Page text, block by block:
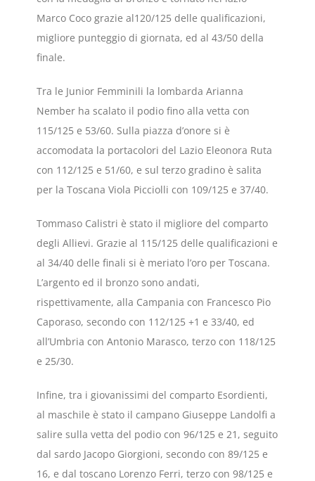
Marco Coco grazie al120/125 delle qualificazioni,
migliore punteggio di giornata, ed al 43/50 della
finale.
Tra le Junior Femminili la lombarda Arianna
Nember ha scalato il podio fino alla vetta con
115/125 e 53/60. Sulla piazza d’onore si è
accomodata la portacolori del Lazio Eleonora Ruta
con 112/125 e 51/60, e sul terzo gradino è salita
per la Toscana Viola Picciolli con 109/125 e 37/40.
Tommaso Calistri è stato il migliore del comparto
degli Allievi. Grazie al 115/125 delle qualificazioni e
al 34/40 delle finali si è meriato l’oro per Toscana.
L’argento ed il bronzo sono andati,
rispettivamente, alla Campania con Francesco Pio
Caporaso, secondo con 112/125 +1 e 33/40, ed
all’Umbria con Antonio Marasco, terzo con 118/125
e 25/30.
Infine, tra i giovanissimi del comparto Esordienti,
al maschile è stato il campano Giuseppe Landolfi a
salire sulla vetta del podio con 96/125 e 21, seguito
dal sardo Jacopo Giorgioni, secondo con 89/125 e
16, e dal toscano Lorenzo Ferri, terzo con 98/125 e